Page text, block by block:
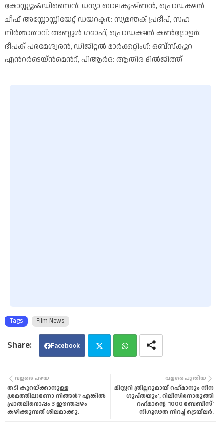
കോസ്റ്റ്യും&ഡിസൈൻ: ധന്യാ ബാലകൃഷ്ണൻ, പ്രൊഡക്ഷൻ
ചീഫ് അസ്സോസ്സിയേറ്റ് ഡയറക്ടർ: സ്യമന്തക് പ്രദീപ്, സഹ
നിർമ്മാതാവ്: അബ്ദുൾ ഗദാഫ്, പ്രൊഡക്ഷൻ കൺട്രോളർ:
ദീപക് പരമേശ്വരൻ, ഡിജിറ്റൽ മാർക്കറ്റിംഗ്: ഒബ്സ്ക്യൂറ
എന്‍റർടെയ്ൻമെന്‍റ്, പിആർഒ: ആതിര ദിൽജിത്ത്
Tags Film News
Facebook
tsa
വളരെ പുതിയ
മിസ്റ്ററി ത്രില്ലറുമായ് റഹ്‌മാനും നീന
ഗുപ്തയും', റിലീസിനൊരുങ്ങി
റഹ്‌മാന്റെ '1000 ബേബീസ്'
നിഗൂഢത നിറച്ച് ട്രെയ്‌ലർ.
വളരെ പഴയ
തടി കുറയ്ക്കാനുള്ള
ശ്രമത്തിലാണോ നിങ്ങൾ? എങ്കില്‍
പ്രാതലിനൊപ്പം 3 ഈന്തപ്പഴം
കഴിക്കുന്നത് ശീലമാക്കു.